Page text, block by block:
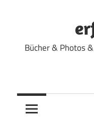
Bücher & Photos